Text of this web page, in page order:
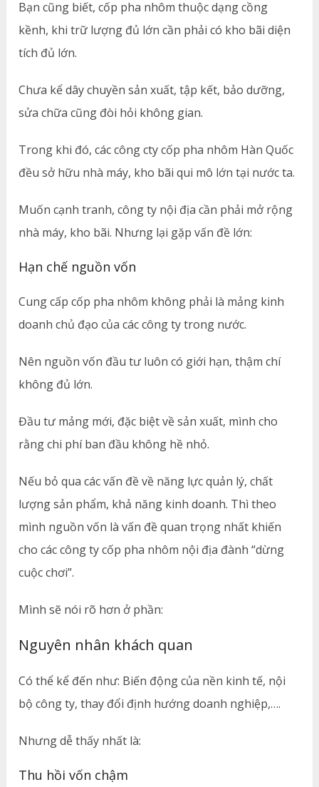
Bạn cũng biết, cốp pha nhôm thuộc dạng cồng
kềnh, khi trữ lượng đủ lớn cần phải có kho bãi diện
tích đủ lớn.
Chưa kể dây chuyền sản xuất, tập kết, bảo dưỡng,
sửa chữa cũng đòi hỏi không gian.
Trong khi đó, các công cty cốp pha nhôm Hàn Quốc
đều sở hữu nhà máy, kho bãi qui mô lớn tại nước ta.
Muốn cạnh tranh, công ty nội địa cần phải mở rộng
nhà máy, kho bãi. Nhưng lại gặp vấn đề lớn:
Hạn chế nguồn vốn
Cung cấp cốp pha nhôm không phải là mảng kinh
doanh chủ đạo của các công ty trong nước.
Nên nguồn vốn đầu tư luôn có giới hạn, thậm chí
không đủ lớn.
Đầu tư mảng mới, đặc biệt về sản xuất, mình cho
rằng chi phí ban đầu không hề nhỏ.
Nếu bỏ qua các vấn đề về năng lực quản lý, chất
lượng sản phẩm, khả năng kinh doanh. Thì theo
mình nguồn vốn là vấn đề quan trọng nhất khiến
cho các công ty cốp pha nhôm nội địa đành “dừng
cuộc chơi”.
Mình sẽ nói rõ hơn ở phần:
Nguyên nhân khách quan
Có thể kể đến như: Biến động của nền kinh tế, nội
bộ công ty, thay đổi định hướng doanh nghiệp,….
Nhưng dễ thấy nhất là:
Thu hồi vốn chậm